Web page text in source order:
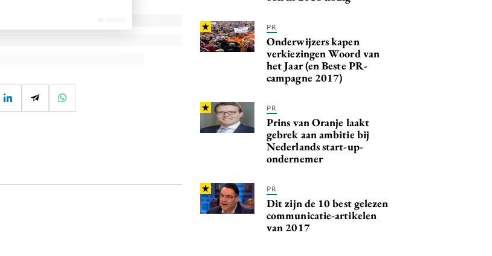
PR
Onderwijzers kapen
verkiezingen Woord van
het Jaar (en Beste PR-
campagne 2017)
PR
Prins van Oranje laakt
gebrek aan ambitie bij
Nederlands start-up-
ondernemer
PR
Dit zijn de 10 best gelezen
communicatie-artikelen
van 2017